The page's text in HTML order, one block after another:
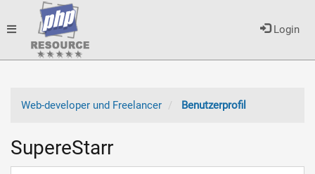
Login
Toggle
Web-developer und Freelancer
Benutzerprofil
SupereStarr